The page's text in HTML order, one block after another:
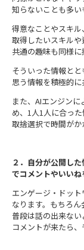
知らないことも多い
得意なことやスキル
取得したいスキルや
共通の趣味も同様に
そういった情報と
思う情報を積極的に
また、 AIエンジンに
め、 1人1人に合っ
取捨選択で時間がか
２．自分が公開し
でコメントやいい
エンゲージ・ドッ
なります。もちろん
普段は話の出来な
コメントが来たら、